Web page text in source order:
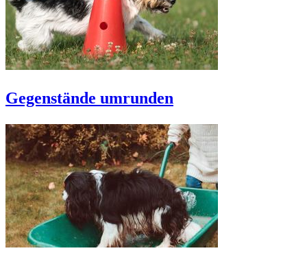
Gegenstände umrunden